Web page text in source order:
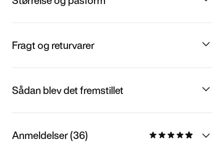
Fragt og returvarer
Sådan blev det fremstillet
Anmeldelser (36)